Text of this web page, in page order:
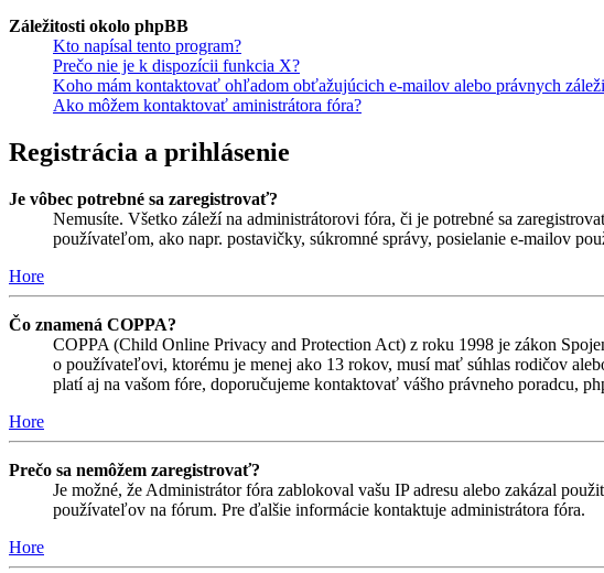
Záležitosti okolo phpBB
Kto napísal tento program?
Prečo nie je k dispozícii funkcia X?
Koho mám kontaktovať ohľadom obťažujúcich e-mailov alebo právnych
Ako môžem kontaktovať aministrátora fóra?
Registrácia a prihlásenie
Je vôbec potrebné sa zaregistrovať?
Nemusíte. Všetko záleží na administrátorovi fóra, či je potrebné sa
používateľom, ako napr. postavičky, súkromné správy, posielanie e-mailov
Hore
Čo znamená COPPA?
COPPA (Child Online Privacy and Protection Act) z roku 1998 je zákon
o používateľovi, ktorému je menej ako 13 rokov, musí mať súhlas rodičov
platí aj na vašom fóre, doporučujeme kontaktovať vášho právneho poradcu,
Hore
Prečo sa nemôžem zaregistrovať?
Je možné, že Administrátor fóra zablokoval vašu IP adresu alebo zakázal
používateľov na fórum. Pre ďalšie informácie kontaktuje administrátora fóra.
Hore